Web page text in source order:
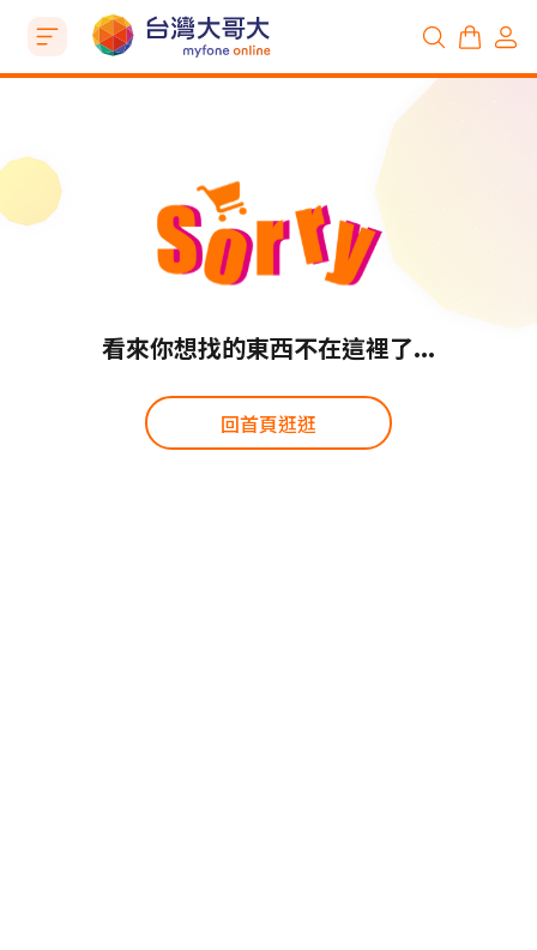
看來你想找的東西不在這裡了...
回首頁逛逛